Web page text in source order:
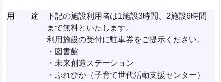
用 途
下記の施設利用者は1施設3時間、2施設6時間
まで無料といたします。
利用施設の受付に駐車券をご提示ください。
・図書館
・未来創造ステーション
・ぷれぴか（子育て世代活動支援センター）